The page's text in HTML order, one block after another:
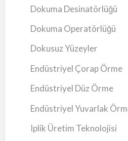
Dokuma Desinatörlüğü
Dokuma Operatörlüğü
Dokusuz Yüzeyler
Endüstriyel Çorap Örme
Endüstriyel Düz Örme
Endüstriyel Yuvarlak
Iplik Üretim Teknolojisi